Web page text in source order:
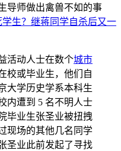
导师做出禽兽不如的事
生？继蒋同学自杀后又一
活动人士在数个城市
校或毕业生，他们自
大学历史学系本科生
内遭到 5 名不明人士
毕业生张圣业被扭拽
现场的其他几名同学
圣业此前发起了寻找